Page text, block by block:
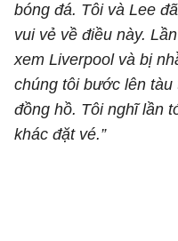
bóng đá. Tôi và Lee
vui vẻ về điều này.
xem Liverpool và bị
chúng tôi bước lên
đồng hồ. Tôi nghĩ lần
khác đặt vé.”